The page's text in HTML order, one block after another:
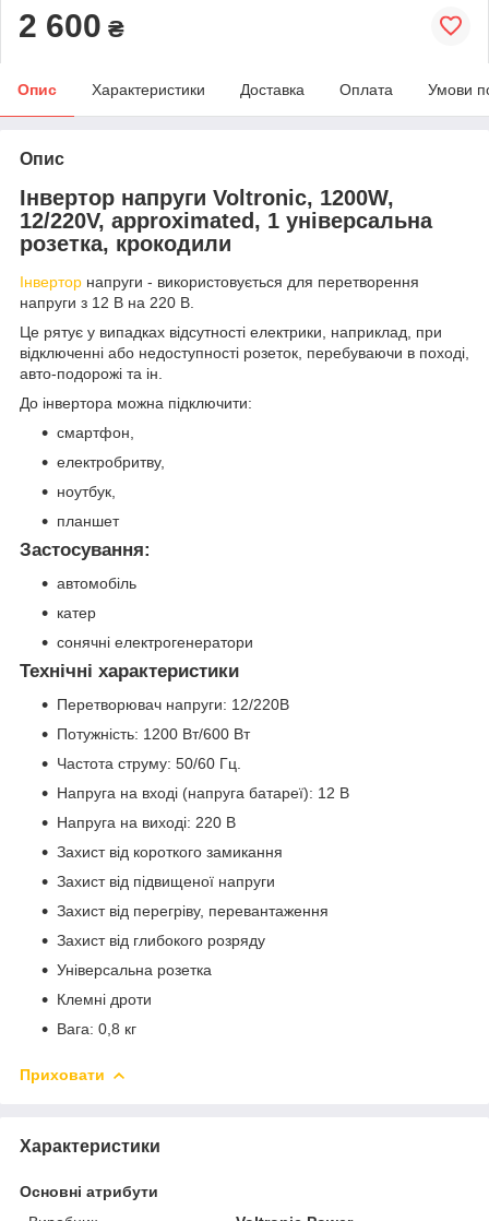
2 600 ₴
Опис Характеристики Доставка Оплата Умови
Опис
Інвертор напруги Voltronic, 1200W,
12/220V, approximated, 1 універсальна
розетка, крокодили
Інвертор напруги - використовується для перетворення
напруги з 12 В на 220 В.
Це рятує у випадках відсутності електрики, наприклад, при
відключенні або недоступності розеток, перебуваючи в поході,
авто-подорожі та ін.
До інвертора можна підключити:
смартфон,
електробритву,
ноутбук,
планшет
Застосування:
автомобіль
катер
сонячні електрогенератори
Технічні характеристики
Перетворювач напруги: 12/220В
Потужність: 1200 Вт/600 Вт
Частота струму: 50/60 Гц.
Напруга на вході (напруга батареї): 12 В
Напруга на виході: 220 В
Захист від короткого замикання
Захист від підвищеної напруги
Захист від перегріву, перевантаження
Захист від глибокого розряду
Універсальна розетка
Клемні дроти
Вага: 0,8 кг
Приховати
Характеристики
Основні атрибути